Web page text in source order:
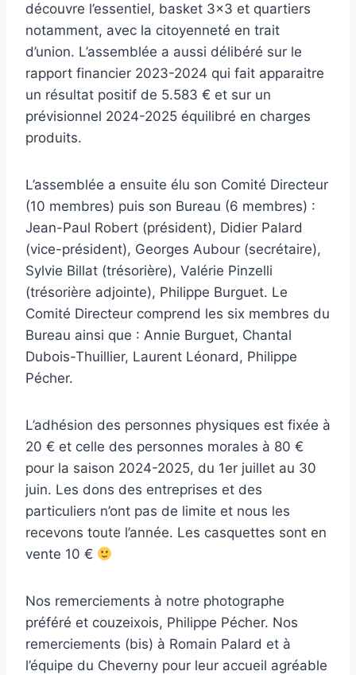
découvre l’essentiel, basket 3×3 et quartiers
notamment, avec la citoyenneté en trait
d’union. L’assemblée a aussi délibéré sur le
rapport financier 2023-2024 qui fait apparaitre
un résultat positif de 5.583 € et sur un
prévisionnel 2024-2025 équilibré en charges
produits.
L’assemblée a ensuite élu son Comité Directeur
(10 membres) puis son Bureau (6 membres) :
Jean-Paul Robert (président), Didier Palard
(vice-président), Georges Aubour (secrétaire),
Sylvie Billat (trésorière), Valérie Pinzelli
(trésorière adjointe), Philippe Burguet. Le
Comité Directeur comprend les six membres du
Bureau ainsi que : Annie Burguet, Chantal
Dubois-Thuillier, Laurent Léonard, Philippe
Pécher.
L’adhésion des personnes physiques est fixée à
20 € et celle des personnes morales à 80 €
pour la saison 2024-2025, du 1er juillet au 30
juin. Les dons des entreprises et des
particuliers n’ont pas de limite et nous les
recevons toute l’année. Les casquettes sont en
vente 10 €
Nos remerciements à notre photographe
préféré et couzeixois, Philippe Pécher. Nos
remerciements (bis) à Romain Palard et à
l’équipe du Cheverny pour leur accueil agréable